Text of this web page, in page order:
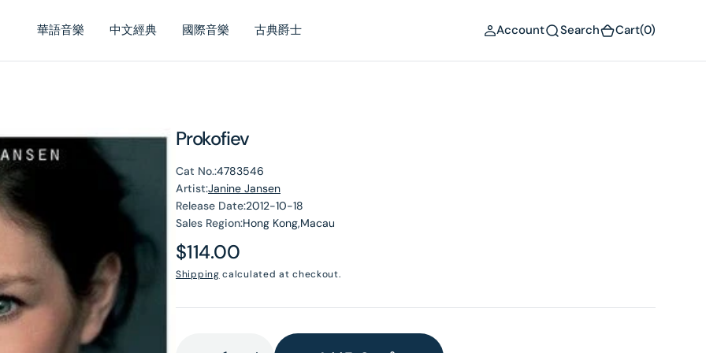
華語音樂 中文經典 國際音樂 古典爵士 Account Search Cart(0)
Prokofiev
Cat No.:4783546
Artist:Janine Jansen
Release Date:2012-10-18
Sales Region:Hong Kong,Macau
Regular
price
$114.00
Shipping calculated at checkout.